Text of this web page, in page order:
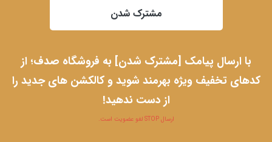
مشترک شدن
با ارسال پیامک [مشترک شدن] به فروشگاه صدف؛ از
کدهای تخفیف ویژه بهرمند شوید و کالکشن های جدید را
از دست ندهید!
ارسال STOP لغو عضویت است.